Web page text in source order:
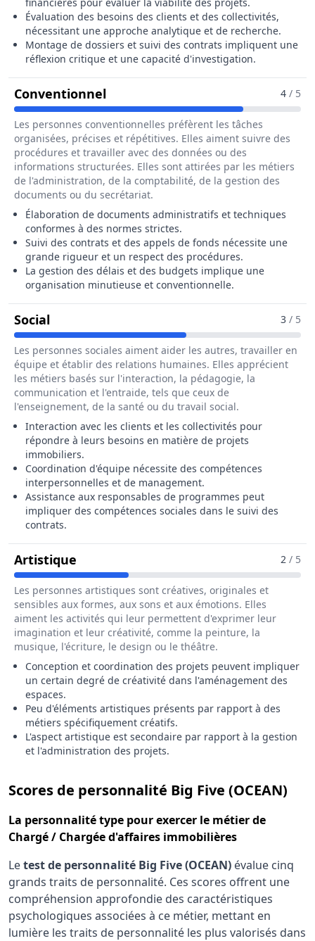
Évaluation des besoins des clients et des collectivités,
nécessitant une approche analytique et de recherche.
Montage de dossiers et suivi des contrats impliquent une
réflexion critique et une capacité d'investigation.
ConventionnelPour Le Métier De Chargé /4 / 5
Les personnes conventionnelles préfèrent les tâches
organisées, précises et répétitives. Elles aiment suivre des
procédures et travailler avec des données ou des
informations structurées. Elles sont attirées par les métiers
de l'administration, de la comptabilité, de la gestion des
documents ou du secrétariat.
Élaboration de documents administratifs et techniques
conformes à des normes strictes.
Suivi des contrats et des appels de fonds nécessite une
grande rigueur et un respect des procédures.
La gestion des délais et des budgets implique une
organisation minutieuse et conventionnelle.
SocialPour Le Métier De Chargé / Chargée3 / 5
Les personnes sociales aiment aider les autres, travailler en
équipe et établir des relations humaines. Elles apprécient
les métiers basés sur l'interaction, la pédagogie, la
communication et l'entraide, tels que ceux de
l'enseignement, de la santé ou du travail social.
Interaction avec les clients et les collectivités pour
répondre à leurs besoins en matière de projets
immobiliers.
Coordination d'équipe nécessite des compétences
interpersonnelles et de management.
Assistance aux responsables de programmes peut
impliquer des compétences sociales dans le suivi des
contrats.
Artistique Pour Le Métier De Chargé / 2 / 5
Les personnes artistiques sont créatives, originales et
sensibles aux formes, aux sons et aux émotions. Elles
aiment les activités qui leur permettent d'exprimer leur
imagination et leur créativité, comme la peinture, la
musique, l'écriture, le design ou le théâtre.
Conception et coordination des projets peuvent impliquer
un certain degré de créativité dans l'aménagement des
espaces.
Peu d'éléments artistiques présents par rapport à des
métiers spécifiquement créatifs.
L'aspect artistique est secondaire par rapport à la gestion
et l'administration des projets.
Scores de personnalité Big Five (OCEAN)
La personnalité type pour exercer le métier de
Chargé / Chargée d'affaires immobilières
Letest de personnalité Big Five (OCEAN) évalue cinq
grands traits de personnalité. Ces scores offrent une
compréhension approfondie des caractéristiques
psychologiques associées à ce métier, mettant en
lumière les traits de personnalité les plus valorisés dans